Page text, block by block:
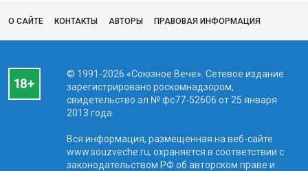
О САЙТЕ КОНТАКТЫ АВТОРЫ ПРАВОВАЯ ИНФОРМАЦИЯ
© 1991-2026 «Союзное Вече». Сетевое издание
зарегистрировано роскомнадзором,
свидетельство эл № фc77-52606 от 25 января
2013 года.
Вся информация, размещенная на веб-сайте
www.souzveche.ru, охраняется в соответствии с
законодательством РФ об авторском праве и